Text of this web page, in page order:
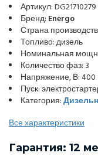
Артикул: DG21710279
Бренд: Energo
Страна
Топливо: дизель
Номинальная
Количество фаз: 3
Напряжение, В: 400
Пуск:
Категория:
Все характеристики
Гарантия: 12